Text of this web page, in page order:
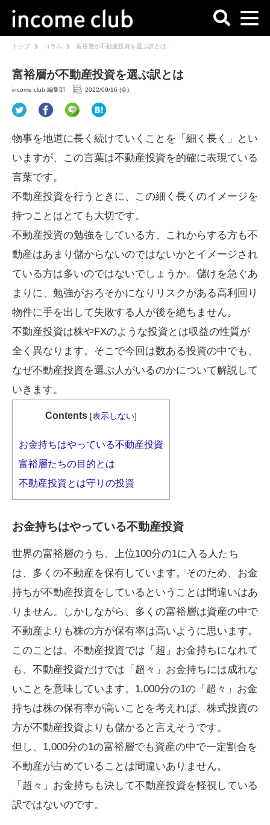
トップ コラム 富裕層が不動産投資を選ぶ訳とは...
富裕層が不動産投資を選ぶ訳とは
income club 編集部 2022/09/16 (金)
物事を地道に長く続けていくことを「細く長く」とい
いますが、この言葉は不動産投資を的確に表現ている
言葉です。
不動産投資を行うときに、この細く長くのイメージを
持つことはとても大切です。
不動産投資の勉強をしている方、これからする方も不
動産はあまり儲からないのではないかとイメージされ
ている方は多いのではないでしょうか。儲けを急ぐあ
まりに、勉強がおろそかになりリスクがある高利回り
物件に手を出して失敗する人が後を絶ちません。
不動産投資は株やFXのような投資とは収益の性質が
全く異なります。そこで今回は数ある投資の中でも、
なぜ不動産投資を選ぶ人がいるのかについて解説して
いきます。
Contents [表示しない]
お金持ちはやっている不動産投資
富裕層たちの目的とは
不動産投資とは守りの投資
お金持ちはやっている不動産投資
世界の富裕層のうち、上位100分の1に入る人たち
は、多くの不動産を保有しています。そのため、お金
持ちが不動産投資をしているということは間違いはあ
りません。しかしながら、多くの富裕層は資産の中で
不動産よりも株の方が保有率は高いように思います。
このことは、不動産投資では「超」お金持ちになれて
も、不動産投資だけでは「超々」お金持ちには成れな
いことを意味しています。1,000分の1の「超々」お金
持ちは株の保有率が高いことを考えれば、株式投資の
方が不動産投資よりも儲かると言えそうです。
但し、1,000分の1の富裕層でも資産の中で一定割合を
不動産が占めていることは間違いありません。
「超々」お金持ちも決して不動産投資を軽視している
訳ではないのです。